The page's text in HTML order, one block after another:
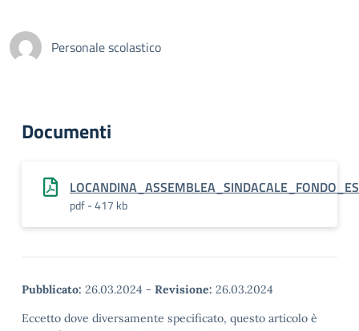
Personale scolastico
Documenti
pdf - 417 kb
Pubblicato: 26.03.2024 - Revisione: 26.03.2024
Eccetto dove diversamente specificato, questo articolo è